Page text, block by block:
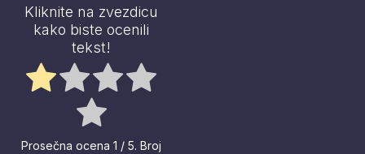
Kliknite na zvezdicu
kako biste ocenili
tekst!
Prosečna ocena 1 / 5. Broj